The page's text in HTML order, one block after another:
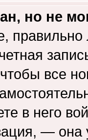
но не
все
в него
—